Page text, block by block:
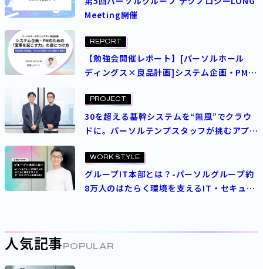
Meeting開催
REPORT
【勉強会開催レポート】[パーソルホール
ディングス×良品計画]システム企画・PMの
部支援と内部推進、それぞれの現場から学ぶ
構想力と推進力―
PROJECT
30を超える基幹システムを“無風”でクラウ
ドに。パーソルテンプスタッフが挑むアプリ
WORK STYLE
グループIT本部とは？-パーソルグループ約
8万人のはたらく環境を支えるIT・セキュリ
人気記事 POPULAR